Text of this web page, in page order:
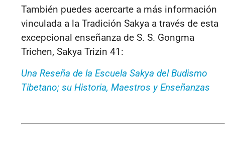
También puedes acercarte a más información
vinculada a la Tradición Sakya a través de esta
excepcional enseñanza de S. S. Gongma
Trichen, Sakya Trizin 41:
Una Reseña de la Escuela Sakya del Budismo
Tibetano; su Historia, Maestros y Enseñanzas